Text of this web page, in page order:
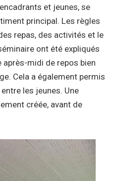
et jeunes, se
principal. Les règles
repas, des activités et le
ont été expliqués
après-midi de repos bien
Cela a également permis
les jeunes. Une
créée, avant de